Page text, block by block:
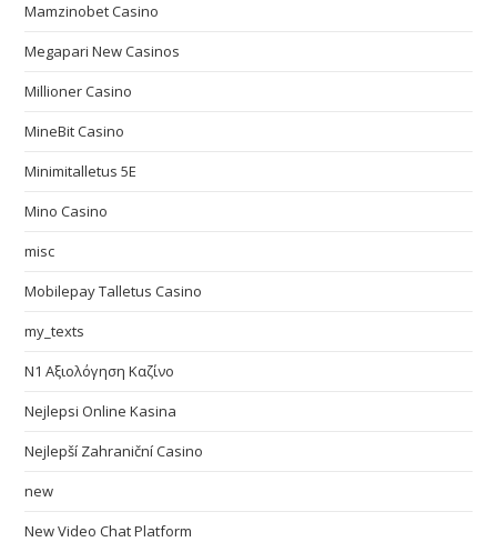
Mamzinobet Casino
Megapari New Casinos
Millioner Casino
MineBit Casino
Minimitalletus 5E
Mino Casino
misc
Mobilepay Talletus Casino
my_texts
N1 Αξιολόγηση Καζίνο
Nejlepsi Online Kasina
Nejlepší Zahraniční Casino
new
New Video Chat Platform